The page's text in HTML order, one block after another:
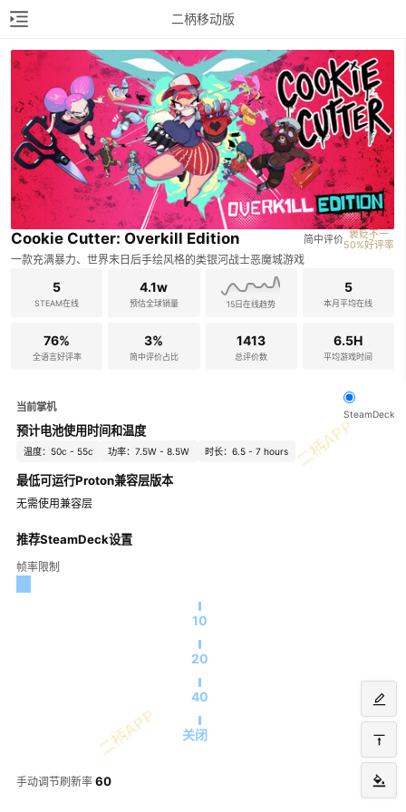
二柄移动版
Cookie Cutter: Overkill Edition 简中评价 褒贬不一
50%好评率
一款充满暴力、世界末日后手绘风格的类银河战士恶魔城游戏
5
STEAM在线
4.1w
预估全球销量 15日在线趋势
5
本月平均在线
76%
全语言好评率
3%
简中评价占比
1413
总评价数
6.5H
平均游戏时间
当前掌机
SteamDeck
预计电池使用时间和温度
温度：50c - 55c 功率：7.5W - 8.5W 时长：6.5 - 7 hours
最低可运行Proton兼容层版本
无需使用兼容层
推荐SteamDeck设置
帧率限制
10
20
40
关闭
手动调节刷新率 60